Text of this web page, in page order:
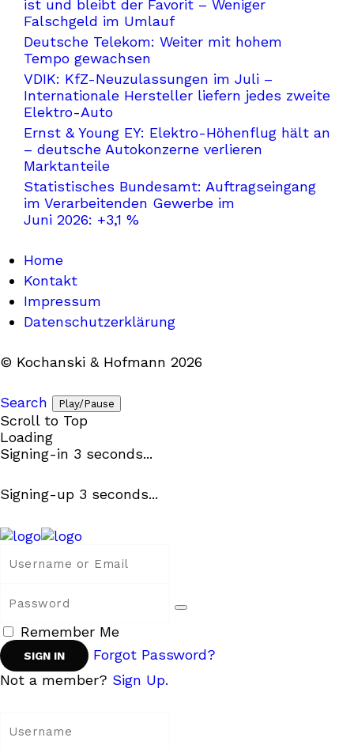
ist und bleibt der Favorit – Weniger
Falschgeld im Umlauf
Deutsche Telekom: Weiter mit hohem
Tempo gewachsen
VDIK: KfZ-Neuzulassungen im Juli –
Internationale Hersteller liefern jedes zweite
Elektro-Auto
Ernst & Young EY: Elektro-Höhenflug hält an
– deutsche Autokonzerne verlieren
Marktanteile
Statistisches Bundesamt: Auftragseingang
im Verarbeitenden Gewerbe im
Juni 2026: +3,1 %
Home
Kontakt
Impressum
Datenschutzerklärung
© Kochanski & Hofmann 2026
Search Play/Pause
Scroll to Top
Loading
Signing-in 3 seconds...
Signing-up 3 seconds...
Remember Me
Forgot Password?
Not a member? Sign Up.